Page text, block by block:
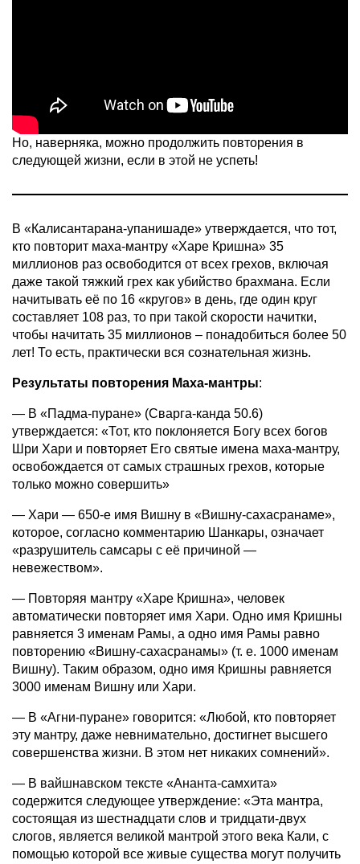
Но, наверняка, можно продолжить повторения в
следующей жизни, если в этой не успеть!
В «Калисантарана-упанишаде» утверждается, что тот,
кто повторит маха-мантру «Харе Кришна» 35
миллионов раз освободится от всех грехов, включая
даже такой тяжкий грех как убийство брахмана. Если
начитывать её по 16 «кругов» в день, где один круг
составляет 108 раз, то при такой скорости начитки,
чтобы начитать 35 миллионов – понадобиться более 50
лет! То есть, практически вся сознательная жизнь.
Результаты повторения Маха-мантры:
— В «Падма-пуране» (Сварга-канда 50.6)
утверждается: «Тот, кто поклоняется Богу всех богов
Шри Хари и повторяет Его святые имена маха-мантру,
освобождается от самых страшных грехов, которые
только можно совершить»
— Хари — 650-е имя Вишну в «Вишну-сахасранаме»,
которое, согласно комментарию Шанкары, означает
«разрушитель самсары с её причиной —
невежеством».
— Повторяя мантру «Харе Кришна», человек
автоматически повторяет имя Хари. Одно имя Кришны
равняется 3 именам Рамы, а одно имя Рамы равно
повторению «Вишну-сахасранамы» (т. е. 1000 именам
Вишну). Таким образом, одно имя Кришны равняется
3000 именам Вишну или Хари.
— В «Агни-пуране» говорится: «Любой, кто повторяет
эту мантру, даже невнимательно, достигнет высшего
совершенства жизни. В этом нет никаких сомнений».
— В вайшнавском тексте «Ананта-самхита»
содержится следующее утверждение: «Эта мантра,
состоящая из шестнадцати слов и тридцати-двух
слогов, является великой мантрой этого века Кали, с
помощью которой все живые существа могут получить